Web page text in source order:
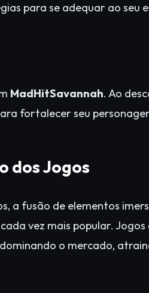
para se adequar ao seu
MadHitSavannah. Ao
fortalecer seu
dos Jogos
a fusão de elementos
vez mais popular.
o mercado,